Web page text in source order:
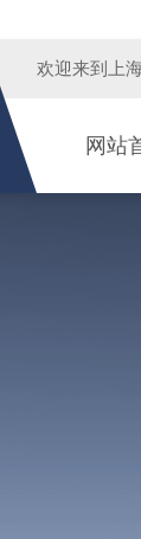
欢迎来到 上
网站